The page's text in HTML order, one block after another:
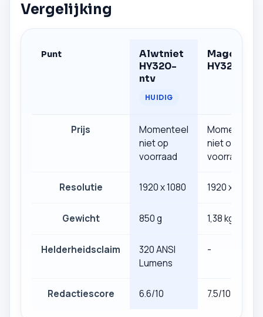
Vergelijking
Punt
Alwtniet
HY320-
ntv
HUIDIG
Magcubic
HY320F
Prijs
Momenteel
niet op
voorraad
Momenteel
niet op
voorraad
Resolutie 1920 x 1080 1920 x 1080
Gewicht 850 g 1,38 kg
Helderheidsclaim
320 ANSI
Lumens
-
Redactiescore 6.6/10 7.5/10